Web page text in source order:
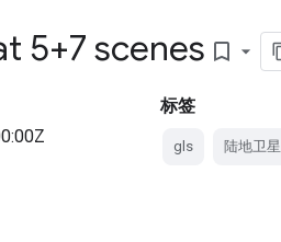
5+7 scenes bookmark_border
标签
gls 陆地卫星